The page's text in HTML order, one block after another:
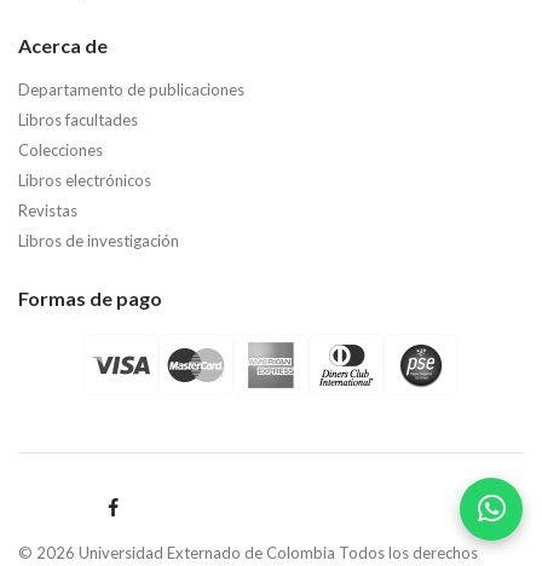
Acerca de
Departamento de publicaciones
Libros facultades
Colecciones
Libros electrónicos
Revistas
Libros de investigación
Formas de pago
© 2026 Universidad Externado de Colombia Todos los derechos